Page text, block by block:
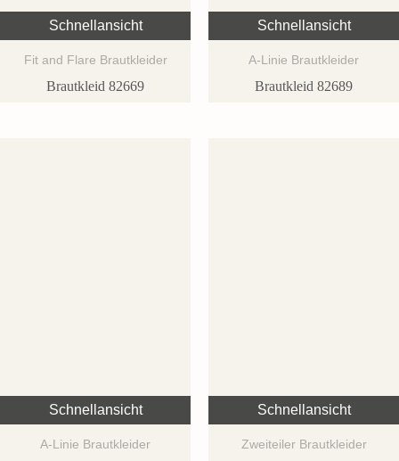
Schnellansicht
Fit and Flare Brautkleider
Brautkleid 82669
Schnellansicht
A-Linie Brautkleider
Brautkleid 82689
Schnellansicht
A-Linie Brautkleider
Schnellansicht
Zweiteiler Brautkleider